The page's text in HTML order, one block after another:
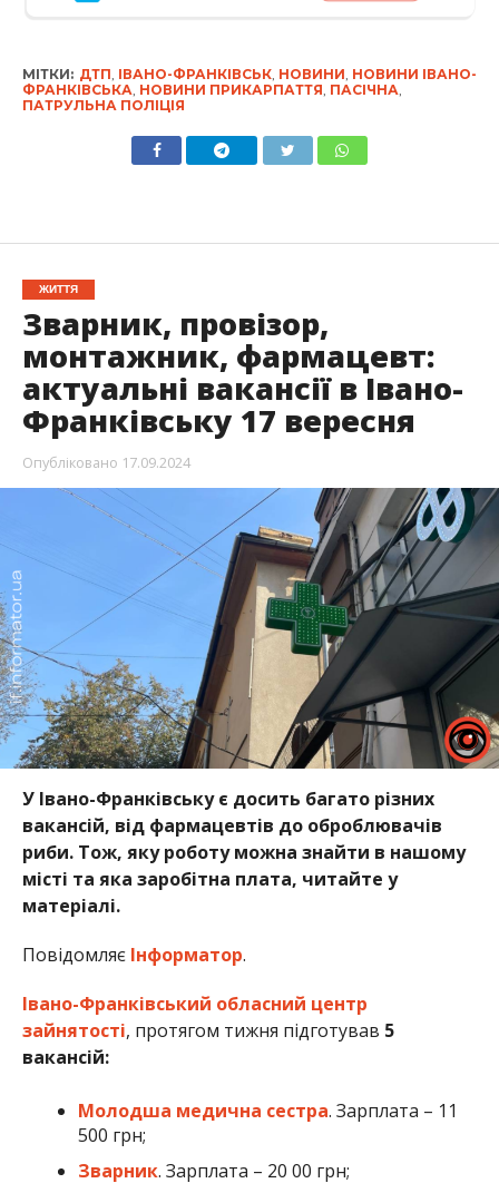
МІТКИ: ДТП, ІВАНО-ФРАНКІВСЬК, НОВИНИ, НОВИНИ ІВАНО-
ФРАНКІВСЬКА, НОВИНИ ПРИКАРПАТТЯ, ПАСІЧНА,
ПАТРУЛЬНА ПОЛІЦІЯ
ЖИТТЯ
Зварник, провізор,
монтажник, фармацевт:
актуальні вакансії в Івано-
Франківську 17 вересня
Опубліковано 17.09.2024
У Івано-Франківську є досить багато різних
вакансій, від фармацевтів до оброблювачів
риби. Тож, яку роботу можна знайти в нашому
місті та яка заробітна плата, читайте у
матеріалі.
ПовідомляєІнформатор.
Івано-Франківський обласний центр
зайнятості, протягом тижня підготував 5
вакансій:
Молодша медична сестра. Зарплата – 11
500 грн;
Зварник. Зарплата – 20 00 грн;